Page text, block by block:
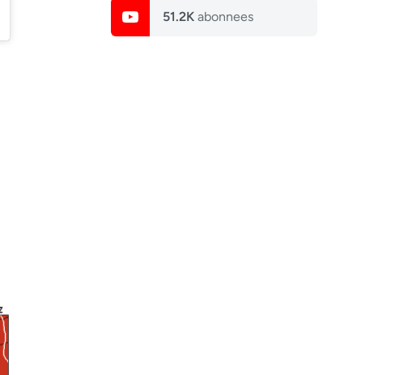
51.2K abonnees